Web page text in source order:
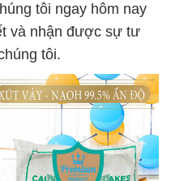
tôi ngay hôm nay
và nhận được sự tư
tôi.